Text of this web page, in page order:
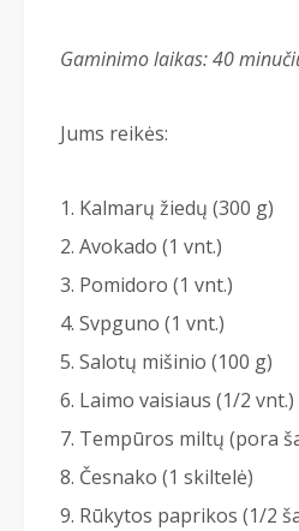
Gaminimo laikas: 40
Jums reikės:
Kalmarų žiedų (300 g)
Avokado (1 vnt.)
Pomidoro (1 vnt.)
Svpguno (1 vnt.)
Salotų mišinio (100 g)
Laimo vaisiaus (1/2 vnt.)
Tempūros miltų (pora
Česnako (1 skiltelė)
Rūkytos paprikos (1/2